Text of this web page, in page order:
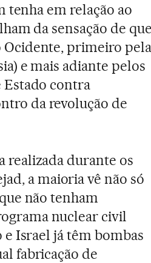
tenha em relação ao
da sensação de que
primeiro
e mais adiante pelos
Estado contra
da revolução de
realizada durante os
a maioria vê não só
não tenham
nuclear civil
Israel já têm bombas
fabricação de